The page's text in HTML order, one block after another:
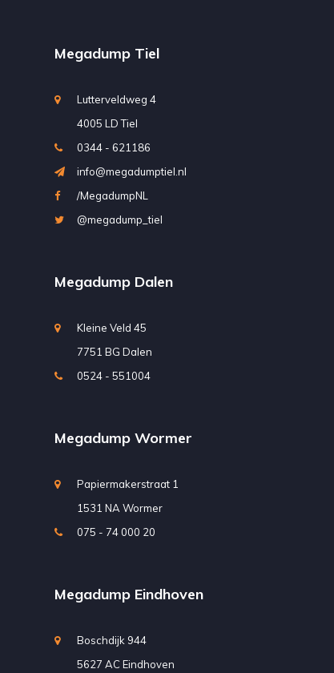
Megadump Tiel
Lutterveldweg 4
4005 LD Tiel
0344 - 621186
info@megadumptiel.nl
/MegadumpNL
@megadump_tiel
Megadump Dalen
Kleine Veld 45
7751 BG Dalen
0524 - 551004
Megadump Wormer
Papiermakerstraat 1
1531 NA Wormer
075 - 74 000 20
Megadump Eindhoven
Boschdijk 944
5627 AC Eindhoven